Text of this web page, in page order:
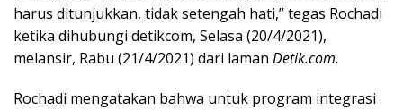
harus ditunjukkan, tidak setengah hati,” tegas Rochadi
ketika dihubungi detikcom, Selasa (20/4/2021),
melansir, Rabu (21/4/2021) dari laman Detik.com.
Rochadi mengatakan bahwa untuk program integrasi